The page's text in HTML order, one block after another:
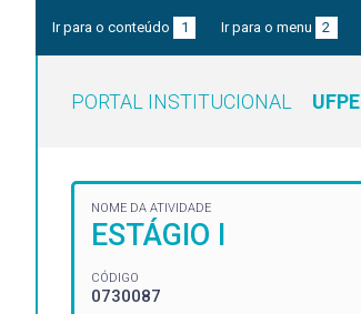
Ir para o conteúdo 1 Ir para o menu 2
PORTAL INSTITUCIONAL
NOME DA ATIVIDADE
ESTÁGIO I
CÓDIGO
0730087